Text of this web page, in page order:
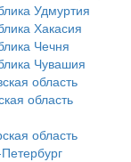
Удмуртия
Хакасия
Чечня
Чувашия
область
область
область